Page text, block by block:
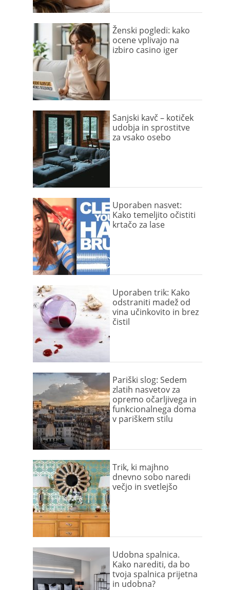
Ženski pogledi: kako
ocene vplivajo na
izbiro casino iger
Sanjski kavč – kotiček
udobja in sprostitve
za vsako osebo
Uporaben nasvet:
Kako temeljito očistiti
krtačo za lase
Uporaben trik: Kako
odstraniti madež od
vina učinkovito in brez
čistil
Pariški slog: Sedem
zlatih nasvetov za
opremo očarljivega in
funkcionalnega doma
v pariškem stilu
Trik, ki majhno
dnevno sobo naredi
večjo in svetlejšo
Udobna spalnica.
Kako narediti, da bo
tvoja spalnica prijetna
in udobna?